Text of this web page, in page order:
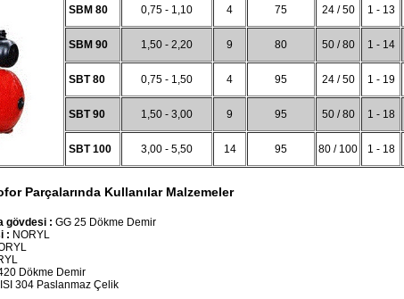
SBM 80
0,75 - 1,10 4 75 24 / 50 1 - 13
SBM 90 1,50 - 2,20 9 80 50 / 80 1 - 14
SBT 80 0,75 - 1,50 4 95 24 / 50 1 - 19
SBT 90 1,50 - 3,00 9 95 50 / 80 1 - 18
SBT 100 3,00 - 5,50 14 95 80 / 100 1 - 18
Parçalarında Kullanılar Malzemeler
gövdesi : GG 25 Dökme Demir
: NORYL
Dökme Demir
304 Paslanmaz Çelik